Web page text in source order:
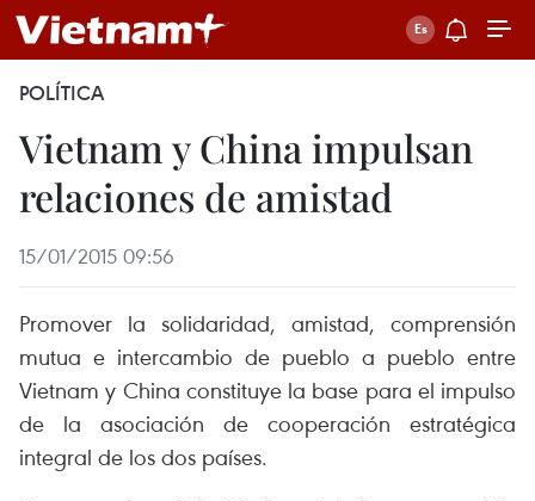
POLÍTICA
Vietnam y China impulsan
relaciones de amistad
15/01/2015 09:56
Promover la solidaridad, amistad, comprensión
mutua e intercambio de pueblo a pueblo entre
Vietnam y China constituye la base para el impulso
de la asociación de cooperación estratégica
integral de los dos países.